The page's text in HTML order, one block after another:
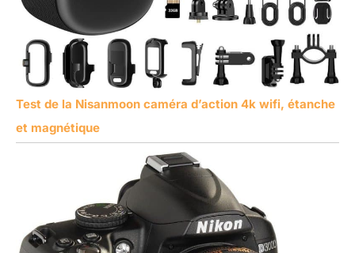
Test de la Nisanmoon caméra d’action 4k wifi, étanche
et magnétique